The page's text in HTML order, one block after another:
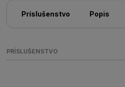
Príslušenstvo Popis
PRÍSLUŠENSTVO